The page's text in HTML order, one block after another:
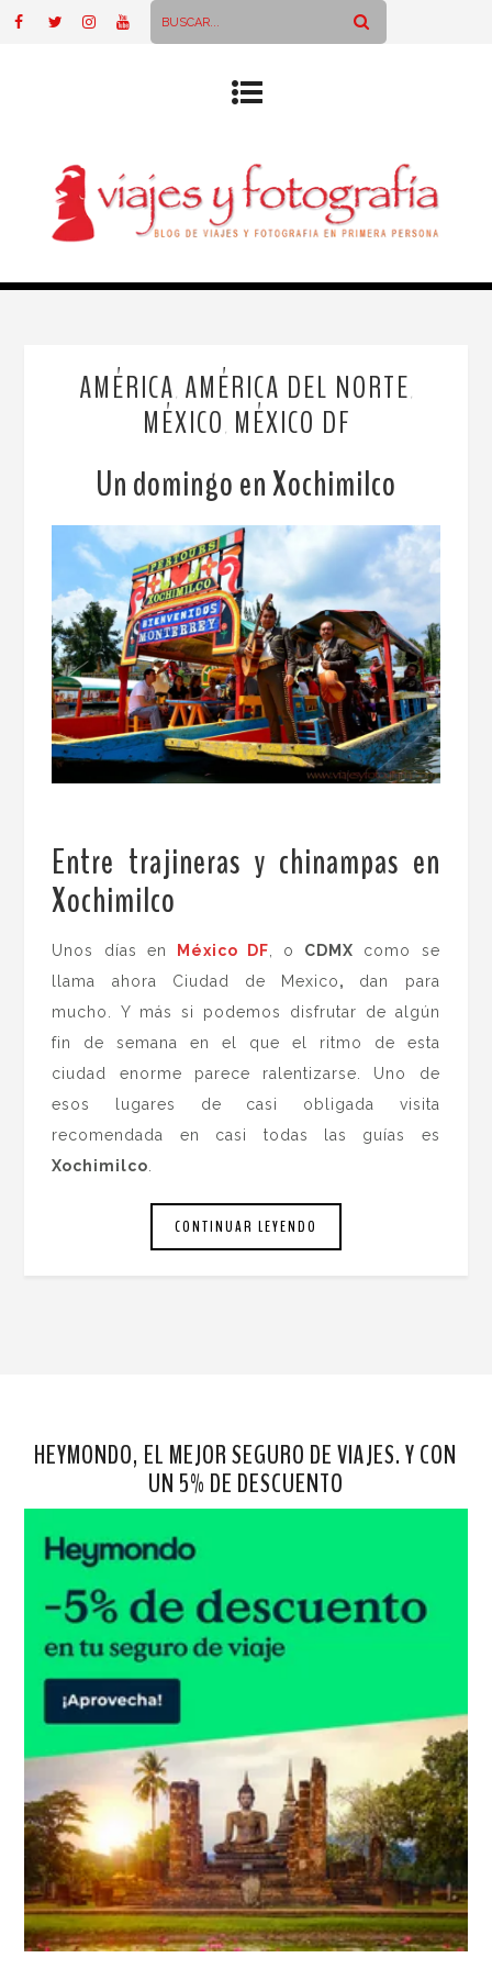
AMÉRICA AMÉRICA DEL NORTE
MÉXICO MÉXICO DF
Un domingo en Xochimilco
Entre trajineras y chinampas en
Xochimilco
Unos días en México DF, o CDMX como se
llama ahora Ciudad de Mexico, dan para
mucho. Y más si podemos disfrutar de algún
fin de semana en el que el ritmo de esta
ciudad enorme parece ralentizarse. Uno de
esos lugares de casi obligada visita
recomendada en casi todas las guías es
Xochimilco.
CONTINUAR LEYENDO
HEYMONDO, EL MEJOR SEGURO DE VIAJES. Y CON
UN 5% DE DESCUENTO